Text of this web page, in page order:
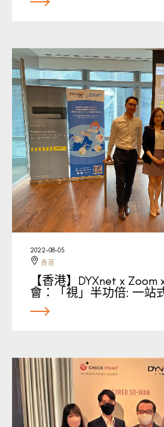
2022-08-05
香港
【香港】DYXnet x
會：「視」半功倍: 一站